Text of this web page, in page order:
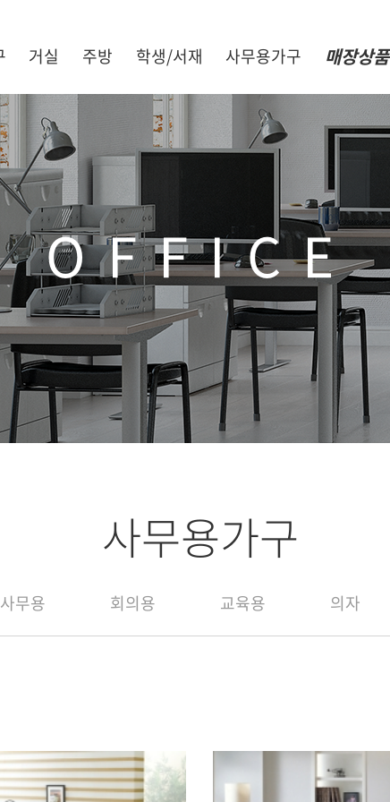
거실 주방 학생/서재 사무용가구 매장상품
OFFICE
사무용가구
사무용 회의용 교육용 의자